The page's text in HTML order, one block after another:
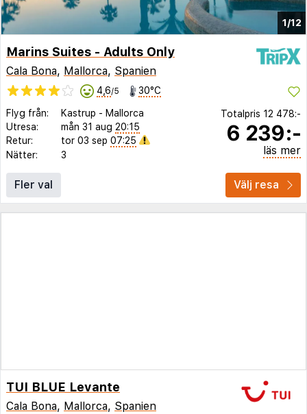
1/12
Marins Suites - Adults Only
Cala Bona, Mallorca, Spanien
4,6/5 30°C
Flyg från: Kastrup - Mallorca
Utresa:
mån 31 aug 20:15
Retur:
tor 03 sep 07:25
Nätter:
3
Totalpris 12 478:-
6 239:-
läs mer
Fler val Välj resa
TUI BLUE Levante
Cala Bona, Mallorca, Spanien